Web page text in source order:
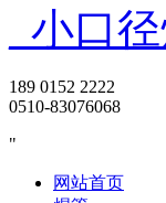
189 0152 2222
0510-83076068
网站首页